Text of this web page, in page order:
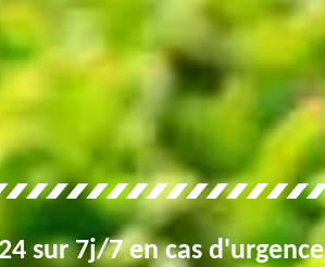
sur 7j/7 en cas d'urgence